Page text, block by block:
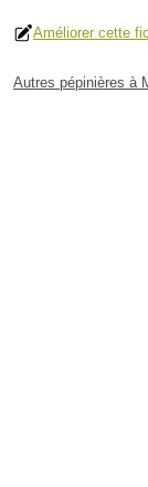
Améliorer cette
Autres pépinières à